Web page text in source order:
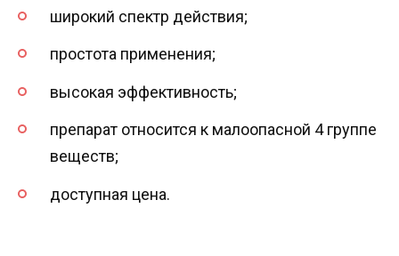
широкий спектр действия;
простота применения;
высокая эффективность;
препарат относится к малоопасной 4 группе
веществ;
доступная цена.